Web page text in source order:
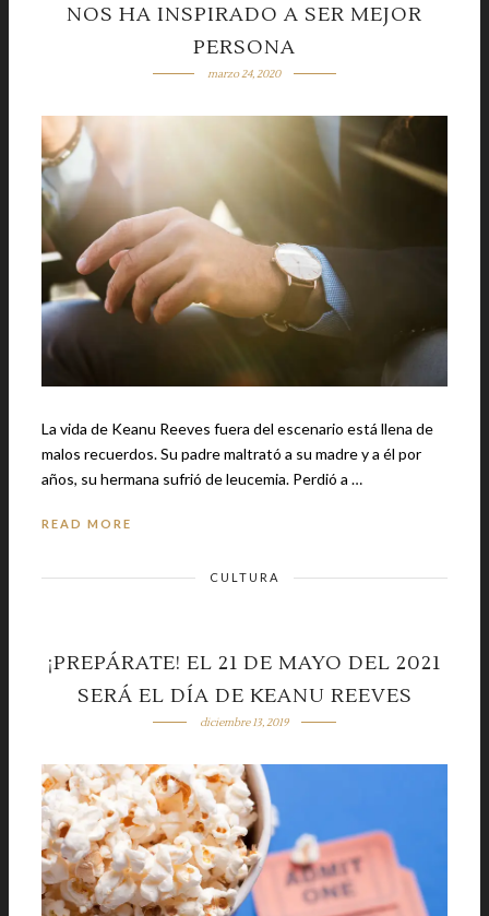
NOS HA INSPIRADO A SER MEJOR
PERSONA
marzo 24, 2020
La vida de Keanu Reeves fuera del escenario está llena de
malos recuerdos. Su padre maltrató a su madre y a él por
años, su hermana sufrió de leucemia. Perdió a …
READ MORE
CULTURA
¡PREPÁRATE! EL 21 DE MAYO DEL 2021
SERÁ EL DÍA DE KEANU REEVES
diciembre 13, 2019